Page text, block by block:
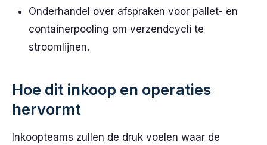
Onderhandel over afspraken voor pallet- en
containerpooling om verzendcycli te
stroomlijnen.
Hoe dit inkoop en operaties
hervormt
Inkoopteams zullen de druk voelen waar de